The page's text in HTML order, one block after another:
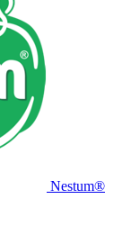
Nestum®